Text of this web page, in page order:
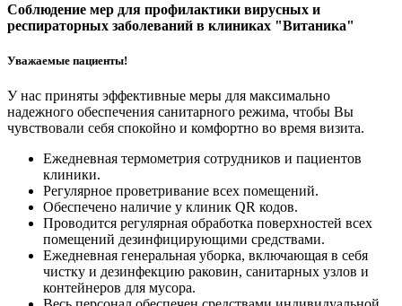
Соблюдение мер для профилактики вирусных и
респираторных заболеваний в клиниках "Витаника"
Уважаемые пациенты!
У нас приняты эффективные меры для максимально
надежного обеспечения санитарного режима, чтобы Вы
чувствовали себя спокойно и комфортно во время визита.
Ежедневная термометрия сотрудников и пациентов
клиники.
Регулярное проветривание всех помещений.
Обеспечено наличие у клиник QR кодов.
Проводится регулярная обработка поверхностей всех
помещений дезинфицирующими средствами.
Ежедневная генеральная уборка, включающая в себя
чистку и дезинфекцию раковин, санитарных узлов и
контейнеров для мусора.